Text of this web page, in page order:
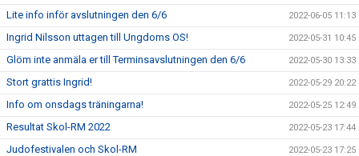
Lite info inför avslutningen den 6/6 2022-06-05 11:13
Ingrid Nilsson uttagen till Ungdoms OS! 2022-05-31 10:45
Glöm inte anmäla er till Terminsavslutningen den 6/6 2022-05-30 13:33
Stort grattis Ingrid! 2022-05-29 20:22
Info om onsdags träningarna! 2022-05-25 12:49
Resultat Skol-RM 2022 2022-05-23 17:44
Judofestivalen och Skol-RM 2022-05-23 17:25